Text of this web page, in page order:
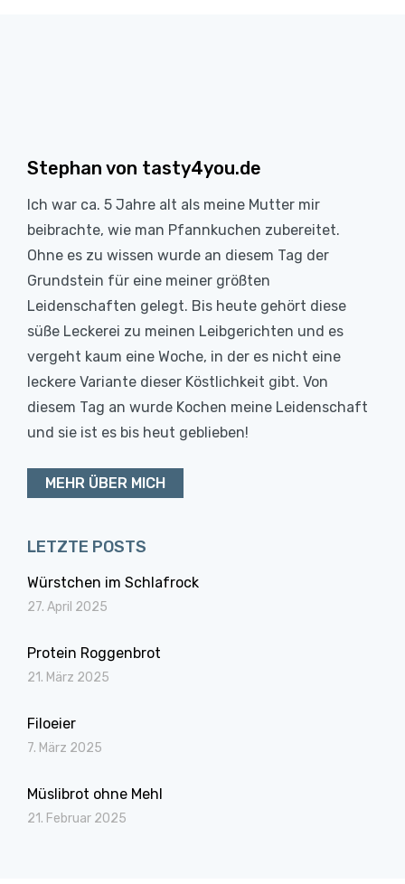
Stephan von tasty4you.de
Ich war ca. 5 Jahre alt als meine Mutter mir
beibrachte, wie man Pfannkuchen zubereitet.
Ohne es zu wissen wurde an diesem Tag der
Grundstein für eine meiner größten
Leidenschaften gelegt. Bis heute gehört diese
süße Leckerei zu meinen Leibgerichten und es
vergeht kaum eine Woche, in der es nicht eine
leckere Variante dieser Köstlichkeit gibt. Von
diesem Tag an wurde Kochen meine Leidenschaft
und sie ist es bis heut geblieben!
MEHR ÜBER MICH
LETZTE POSTS
Würstchen im Schlafrock
27. April 2025
Protein Roggenbrot
21. März 2025
Filoeier
7. März 2025
Müslibrot ohne Mehl
21. Februar 2025